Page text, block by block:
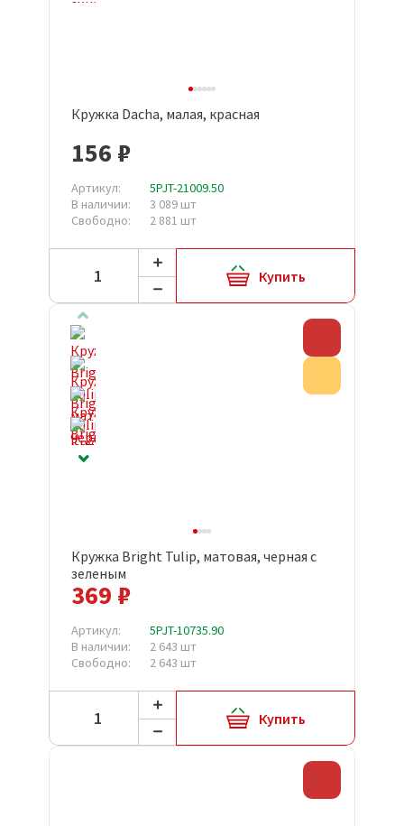
Кружка Dacha, малая, красная
156 ₽
Артикул:
5PJT-21009.50
В наличии:
3 089 шт
Свободно:
2 881 шт
Купить
Кружка Bright Tulip, матовая, черная с
зеленым
369 ₽
Артикул:
5PJT-10735.90
В наличии:
2 643 шт
Свободно:
2 643 шт
Купить